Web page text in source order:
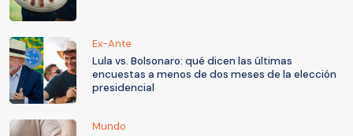
Ex-Ante
Lula vs. Bolsonaro: qué dicen las últimas
encuestas a menos de dos meses de la elección
presidencial
Mundo